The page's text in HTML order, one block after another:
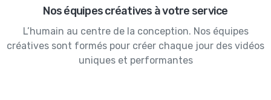
Nos équipes créatives à votre service
L’humain au centre de la conception. Nos équipes
créatives sont formés pour créer chaque jour des vidéos
uniques et performantes